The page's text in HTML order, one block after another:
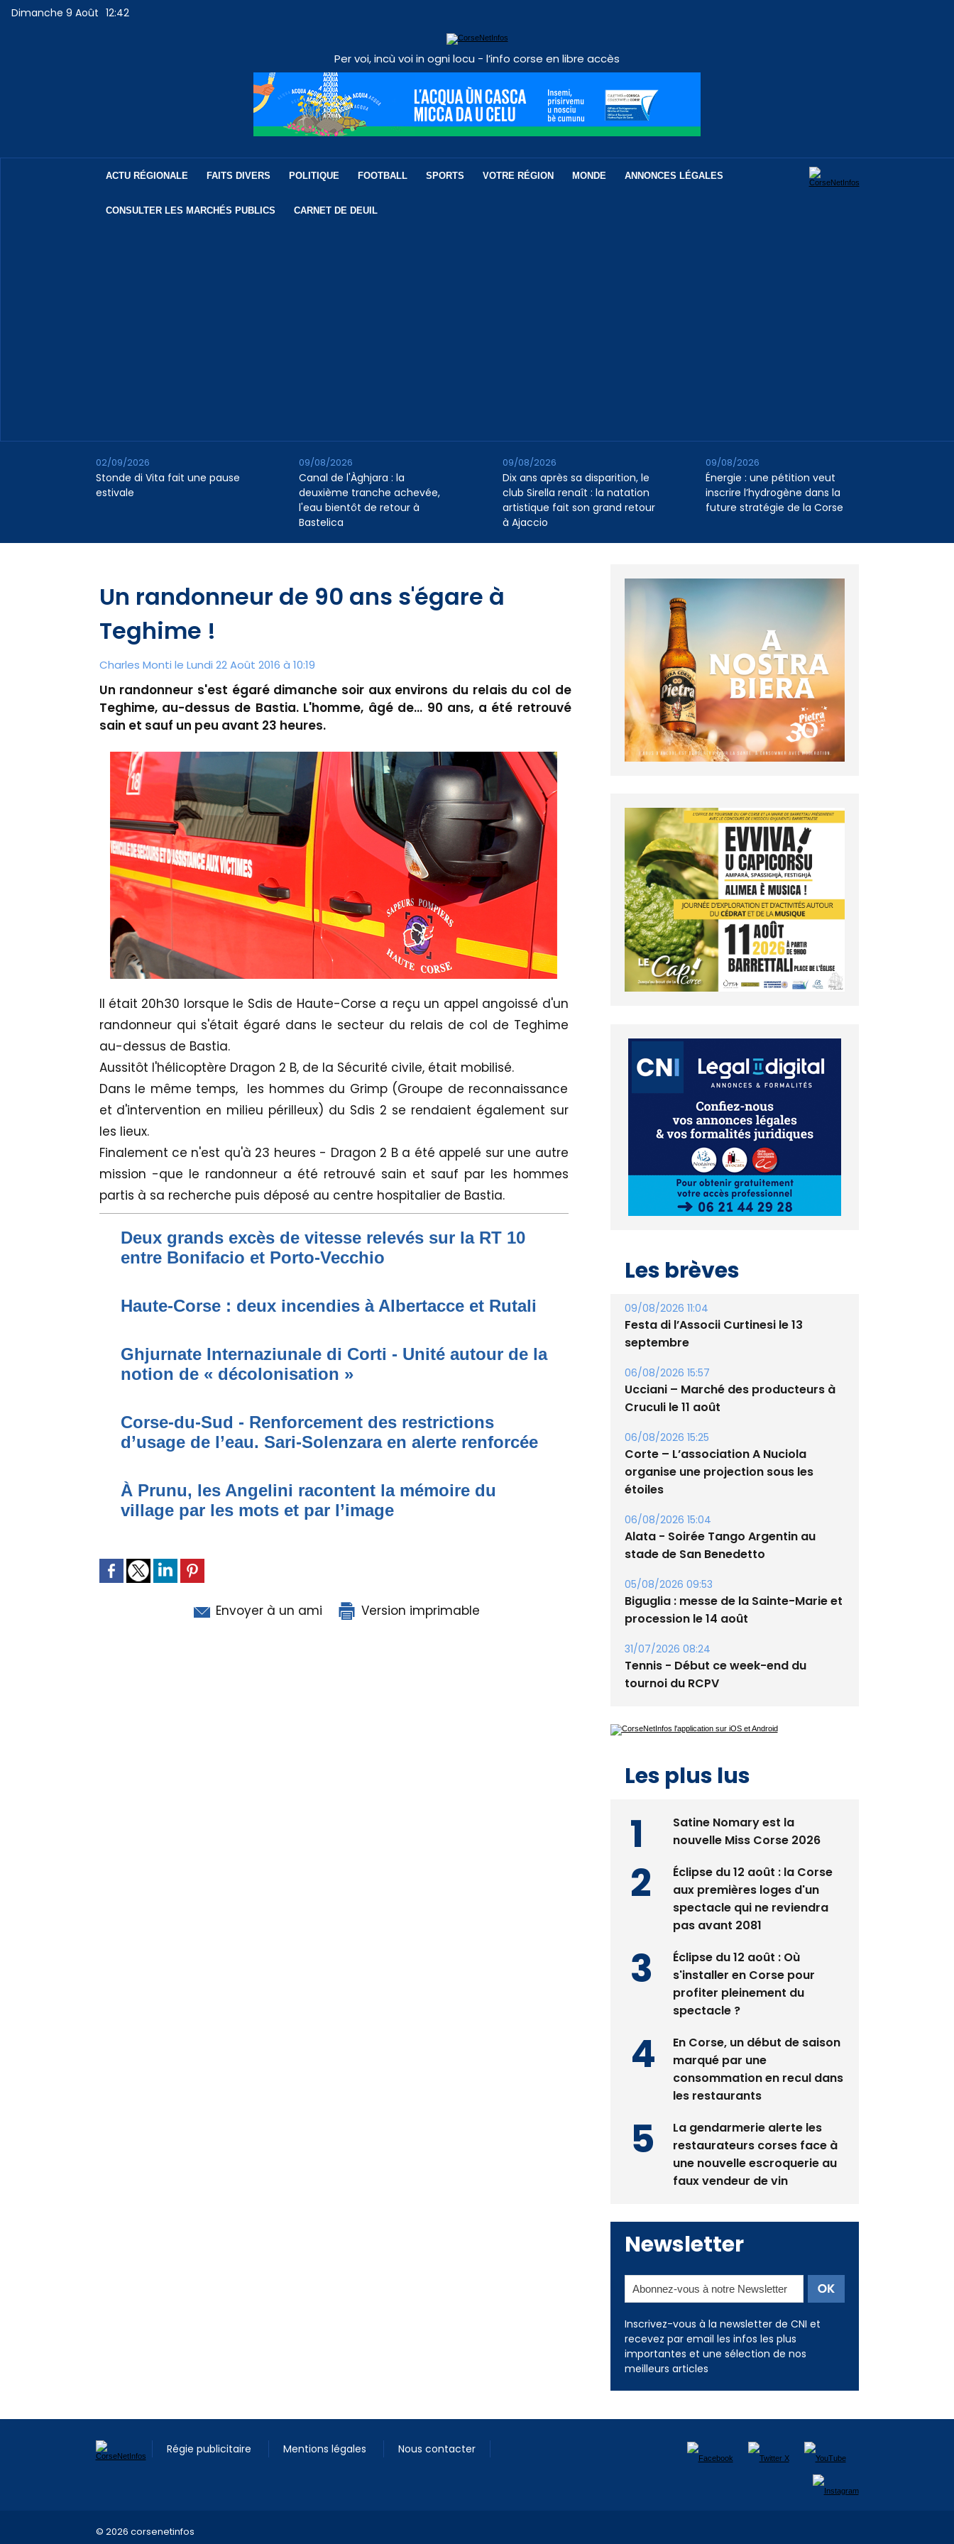
Dimanche 9 Août 12:42
Per voi, incù voi in ogni locu - l’info corse en libre accès
ACTU RÉGIONALE FAITS DIVERS POLITIQUE FOOTBALL SPORTS VOTRE RÉGION MONDE ANNONCES LÉGALES
CONSULTER LES MARCHÉS PUBLICS CARNET DE DEUIL
Stonde di Vita fait une pause
estivale
02/09/2026
Canal de l'Àghjara : la
deuxième tranche achevée,
l'eau bientôt de retour à
Bastelica
09/08/2026
Dix ans après sa disparition, le
club Sirella renaît : la natation
artistique fait son grand retour
à Ajaccio
09/08/2026
Énergie : une pétition veut
inscrire l’hydrogène dans la
future stratégie de la Corse
09/08/2026
Un randonneur de 90 ans s'égare à
Teghime !
Charles Monti le Lundi 22 Août 2016 à 10:19
Un randonneur s'est égaré dimanche soir aux environs du relais du col de
Teghime, au-dessus de Bastia. L'homme, âgé de… 90 ans, a été retrouvé
sain et sauf un peu avant 23 heures.
Il était 20h30 lorsque le Sdis de Haute-Corse a reçu un appel angoissé d'un
randonneur qui s'était égaré dans le secteur du relais de col de Teghime
au-dessus de Bastia.
Aussitôt l'hélicoptère Dragon 2 B, de la Sécurité civile, était mobilisé.
Dans le même temps, les hommes du Grimp (Groupe de reconnaissance
et d'intervention en milieu périlleux) du Sdis 2 se rendaient également sur
les lieux.
Finalement ce n'est qu'à 23 heures - Dragon 2 B a été appelé sur une autre
mission -que le randonneur a été retrouvé sain et sauf par les hommes
partis à sa recherche puis déposé au centre hospitalier de Bastia.
Deux grands excès de vitesse relevés sur la RT 10
entre Bonifacio et Porto-Vecchio
Haute-Corse : deux incendies à Albertacce et Rutali
Ghjurnate Internaziunale di Corti - Unité autour de la
notion de « décolonisation »
Corse-du-Sud - Renforcement des restrictions
d’usage de l’eau. Sari-Solenzara en alerte renforcée
À Prunu, les Angelini racontent la mémoire du
village par les mots et par l’image
Envoyer à un ami Version imprimable
Les brèves
09/08/2026 11:04
Festa di l’Associi Curtinesi le 13
septembre
06/08/2026 15:57
Ucciani – Marché des producteurs à
Cruculi le 11 août
06/08/2026 15:25
Corte – L’association A Nuciola
organise une projection sous les
étoiles
06/08/2026 15:04
Alata - Soirée Tango Argentin au
stade de San Benedetto
05/08/2026 09:53
Biguglia : messe de la Sainte-Marie et
procession le 14 août
31/07/2026 08:24
Tennis - Début ce week-end du
tournoi du RCPV
Les plus lus
Satine Nomary est la
nouvelle Miss Corse 2026
Éclipse du 12 août : la Corse
aux premières loges d'un
spectacle qui ne reviendra
pas avant 2081
Éclipse du 12 août : Où
s'installer en Corse pour
profiter pleinement du
spectacle ?
En Corse, un début de saison
marqué par une
consommation en recul dans
les restaurants
La gendarmerie alerte les
restaurateurs corses face à
une nouvelle escroquerie au
faux vendeur de vin
Newsletter
Inscrivez-vous à la newsletter de CNI et
recevez par email les infos les plus
importantes et une sélection de nos
meilleurs articles
Régie publicitaire Mentions légales Nous contacter
© 2026 corsenetinfos